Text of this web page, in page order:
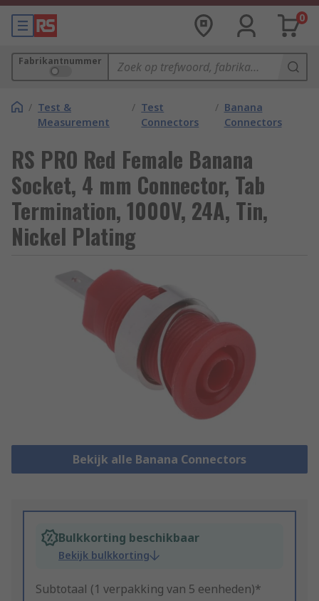
0
Fabrikantnummer
/ Test &
Measurement
/ Test
Connectors
/ Banana
Connectors
RS PRO Red Female Banana
Socket, 4 mm Connector, Tab
Termination, 1000V, 24A, Tin,
Nickel Plating
Bekijk alle Banana Connectors
Bulkkorting beschikbaar
Bekijk bulkkorting
Subtotaal (1 verpakking van 5 eenheden)*